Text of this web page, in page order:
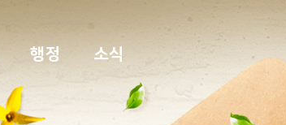
행정 소식